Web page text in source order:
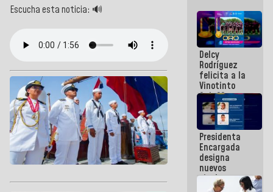
Escucha esta noticia: 🔊
Delcy
Rodríguez
felicita a la
Vinotinto
Sub 20
campeona
frente
México Sub
23 en los
Centroamericanos
Presidenta
Encargada
designa
nuevos
titulares en